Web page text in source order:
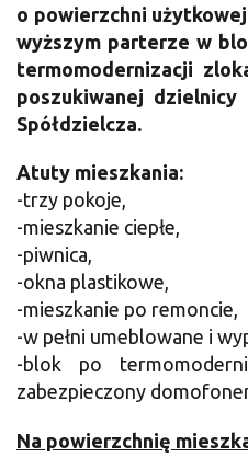
o powierzchni użytkowej
wyższym parterze w
termomodernizacji
poszukiwanej
Spółdzielcza.
Atuty mieszkania:
-trzy pokoje,
-mieszkanie ciepłe,
-piwnica,
-okna plastikowe,
-mieszkanie po remoncie,
-w pełni umeblowane i
-blok po
zabezpieczony
Na powierzchnię